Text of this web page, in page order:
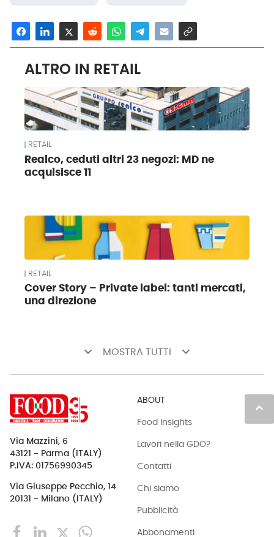
ALTRO IN RETAIL
RETAIL
Realco, ceduti altri 23 negozi: MD ne
acquisisce 11
RETAIL
Cover Story – Private label: tanti mercati,
una direzione
keyboard_arrow_down MOSTRA TUTTI keyboard_arrow_down
keyboard_arrow_up
Via Mazzini, 6
43121 - Parma (ITALY)
P.IVA: 01756990345
Via Giuseppe Pecchio, 14
20131 - Milano (ITALY)
ABOUT
Food Insights
Lavori nella GDO?
Contatti
Chi siamo
Pubblicità
Abbonamenti